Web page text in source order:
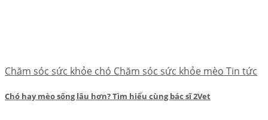
Chăm sóc sức khỏe chó Chăm sóc sức khỏe mèo Tin tức
Chó hay mèo sống lâu hơn? Tìm hiểu cùng bác sĩ 2Vet